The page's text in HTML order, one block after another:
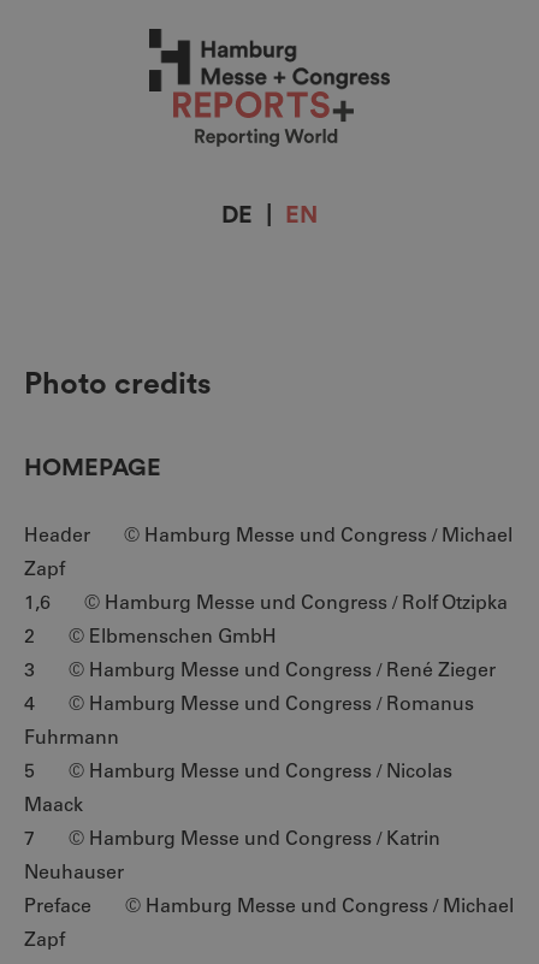
DE EN
Photo credits
HOMEPAGE
Header © Hamburg Messe und Congress / Michael
Zapf
1,6 © Hamburg Messe und Congress / Rolf Otzipka
2 © Elbmenschen GmbH
3 © Hamburg Messe und Congress / René Zieger
4 © Hamburg Messe und Congress / Romanus
Fuhrmann
5 © Hamburg Messe und Congress / Nicolas
Maack
7 © Hamburg Messe und Congress / Katrin
Neuhauser
Preface © Hamburg Messe und Congress / Michael
Zapf